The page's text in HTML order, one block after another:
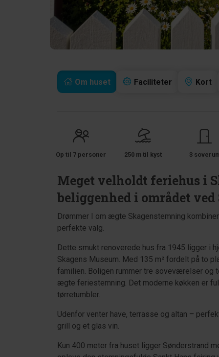
Om huset Faciliteter Kort
Op til 7 personer 250 m til kyst 3
Meget velholdt feriehus i
beliggenhed i området
Drømmer I om ægte Skagenstemning
perfekte valg.
Dette smukt renoverede hus fra 1945 ligger i
Skagens Museum. Med 135 m² fordelt på to
familien. Boligen rummer tre soveværelser og
ægte feriestemning. Det moderne køkken er
tørretumbler.
Udenfor venter have, terrasse og altan –
grill og et glas vin.
Kun 400 meter fra huset ligger Sønderstrand